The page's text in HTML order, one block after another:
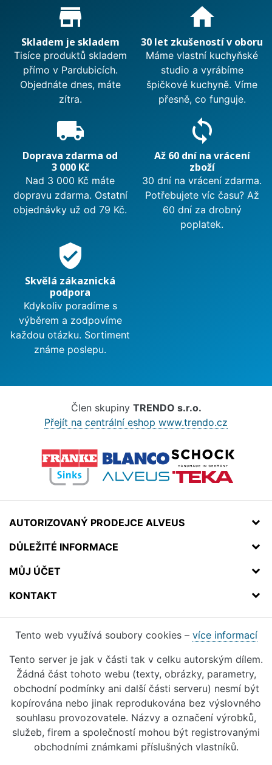
Proč nakupovat u nás?
store_mall_directory
Skladem je skladem
Tisíce produktů skladem
přímo v Pardubicích.
Objednáte dnes, máte
zítra.
home
30 let zkušeností v oboru
Máme vlastní kuchyňské
studio a vyrábíme
špičkové kuchyně. Víme
přesně, co funguje.
local_shipping
Doprava zdarma od
3 000 Kč
Nad 3 000 Kč máte
dopravu zdarma. Ostatní
objednávky už od 79 Kč.
sync
Až 60 dní na vrácení
zboží
30 dní na vrácení zdarma.
Potřebujete víc času? Až
60 dní za drobný
poplatek.
verified_user
Skvělá zákaznická
podpora
Kdykoliv poradíme s
výběrem a zodpovíme
každou otázku. Sortiment
známe poslepu.
Člen skupiny TRENDO s.r.o.
Přejít na centrální eshop www.trendo.cz
AUTORIZOVANÝ PRODEJCE ALVEUS
DŮLEŽITÉ INFORMACE
MŮJ ÚČET
KONTAKT
Tento web využívá soubory cookies – více informací
Tento server je jak v části tak v celku autorským dílem.
Žádná část tohoto webu (texty, obrázky, parametry,
obchodní podmínky ani další části serveru) nesmí být
kopírována nebo jinak reprodukována bez výslovného
souhlasu provozovatele. Názvy a označení výrobků,
služeb, firem a společností mohou být registrovanými
obchodními známkami příslušných vlastníků.